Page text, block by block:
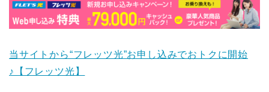
当サイトから“フレッツ光”お申し込みでおトクに開始
♪【フレッツ光】